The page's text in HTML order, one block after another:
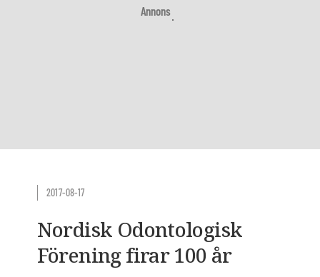
Annons
2017-08-17
Nordisk Odontologisk
Förening firar 100 år